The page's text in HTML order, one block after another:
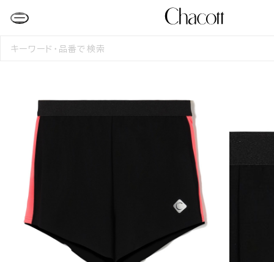
検